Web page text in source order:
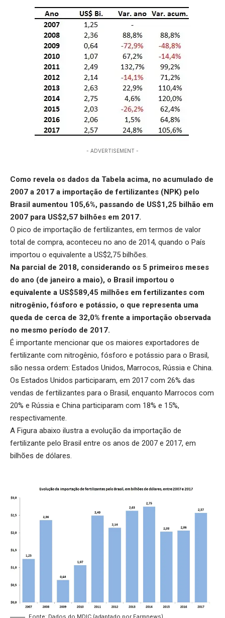
- ADVERTISEMENT -
Como revela os dados da Tabela acima, no acumulado de
2007 a 2017 a importação de fertilizantes (NPK) pelo
Brasil aumentou 105,6%, passando de US$1,25 bilhão em
2007 para US$2,57 bilhões em 2017.
O pico de importação de fertilizantes, em termos de valor
total de compra, aconteceu no ano de 2014, quando o País
importou o equivalente a US$2,75 bilhões.
Na parcial de 2018, considerando os 5 primeiros meses
do ano (de janeiro a maio), o Brasil importou o
equivalente a US$589,45 milhões em fertilizantes com
nitrogênio, fósforo e potássio, o que representa uma
queda de cerca de 32,0% frente a importação observada
no mesmo período de 2017.
É importante mencionar que os maiores exportadores de
fertilizante com nitrogênio, fósforo e potássio para o Brasil,
são nessa ordem: Estados Unidos, Marrocos, Rússia e China.
Os Estados Unidos participaram, em 2017 com 26% das
vendas de fertilizantes para o Brasil, enquanto Marrocos com
20% e Rússia e China participaram com 18% e 15%,
respectivamente.
A Figura abaixo ilustra a evolução da importação de
fertilizante pelo Brasil entre os anos de 2007 e 2017, em
bilhões de dólares.
Fonte: Dados do MDIC (adaptado por Farmnews)